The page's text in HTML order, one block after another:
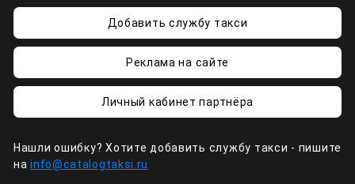
Добавить службу такси
Реклама на сайте
Личный кабинет партнёра
Нашли ошибку? Хотите добавить службу такси - пишите
наinfo@catalogtaksi.ru